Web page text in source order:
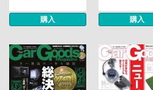
購入 購入